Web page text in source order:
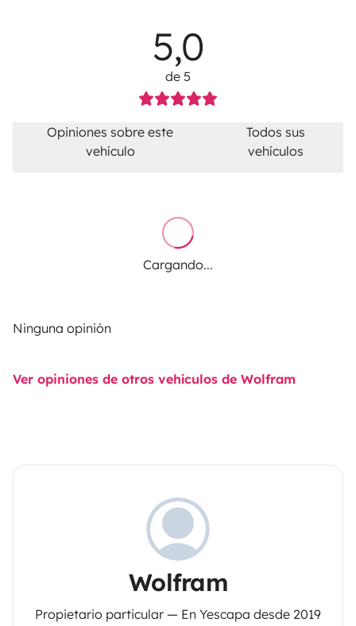
5,0
de 5
Opiniones sobre este
vehículo
Todos sus
vehículos
Cargando...
Ninguna opinión
Ver opiniones de otros vehículos de Wolfram
Wolfram
Propietario particular — En Yescapa desde 2019